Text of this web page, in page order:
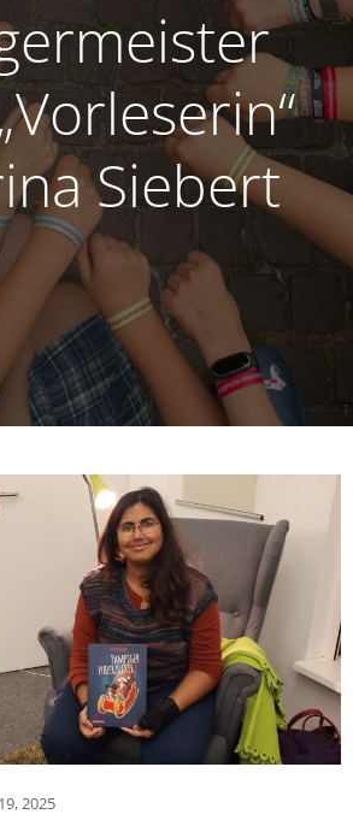
Siebert
2025